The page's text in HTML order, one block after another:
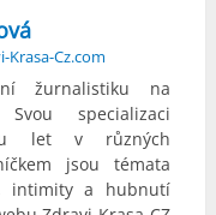
Krasa-Cz.com
žurnalistiku na
specializaci
let v různých
jsou témata
intimity a hubnutí